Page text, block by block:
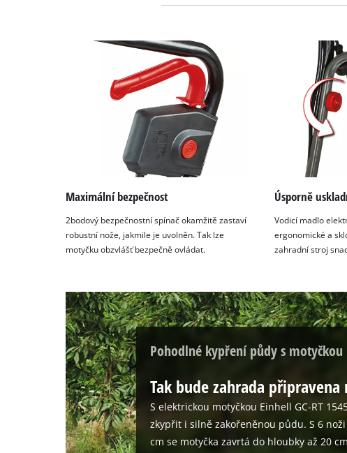
Maximální bezpečnost
2bodový bezpečnostní spínač okamžitě zastaví
robustní nože, jakmile je uvolněn. Tak lze
motyčku obzvlášť bezpečně ovládat.
Úsporně
Vodicí madlo
ergonomické a
zahradní stroj
Pohodlné kypření půdy s motyčkou
Tak bude zahrada připravena
S elektrickou motyčkou Einhell GC-RT
zkypřit i silně zakořeněnou půdu. S 6
cm se motyčka zavrtá do hloubky až 20